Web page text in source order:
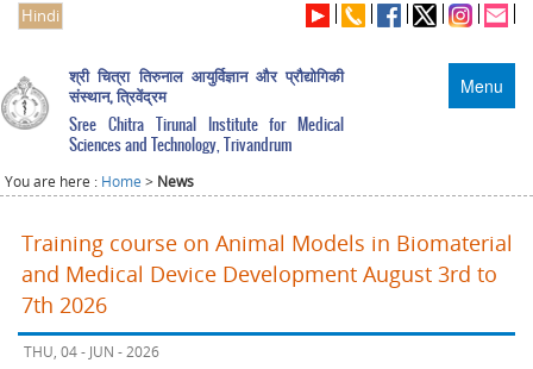
Hindi
Menu
श्री चित्रा तिरुनाल आयुर्विज्ञान और प्रौद्योगिकी
संस्थान, त्रिवेंद्रम
Sree Chitra Tirunal Institute for Medical
Sciences and Technology, Trivandrum
You are here : Home > News
Training course on Animal Models in Biomaterial
and Medical Device Development August 3rd to
7th 2026
THU, 04 - JUN - 2026